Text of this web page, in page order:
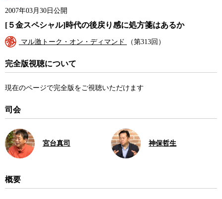
2007年03月30日公開
[５金スペシャル]時代の後戻り感に処方箋はあるか
マル激トーク・オン・ディマンド （第313回）
完全版視聴について
現在のページで完全版をご視聴いただけます
司会
宮台真司 神保哲生
概要